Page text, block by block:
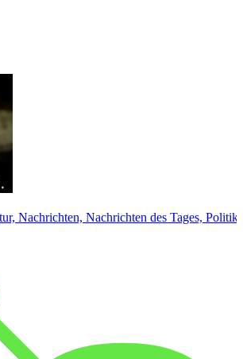
Nachrichten, Nachrichten des Tages, Politik